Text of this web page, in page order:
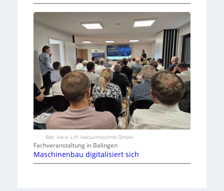
Bild: Aero-Lift Vakuumtechnik GmbH
Fachveranstaltung in Balingen
Maschinenbau digitalisiert sich